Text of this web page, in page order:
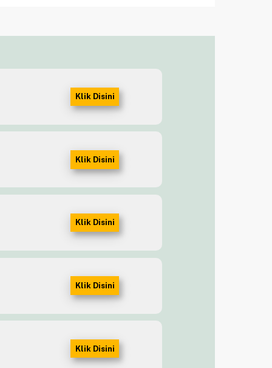
Klik Disini
Klik Disini
Klik Disini
Klik Disini
Klik Disini